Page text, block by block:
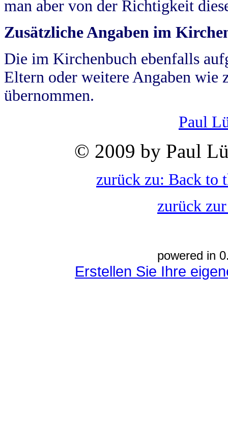
man aber von der Richtigkeit
Zusätzliche Angaben im
Die im Kirchenbuch ebenfalls
Eltern oder weitere Angaben wie
übernommen.
Paul
© 2009 by Paul
zurück zu: Back to
zurück
powered in
Erstellen Sie Ihre